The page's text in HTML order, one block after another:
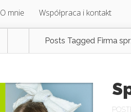
O mnie Współpraca i kontakt
Posts Tagged Firma